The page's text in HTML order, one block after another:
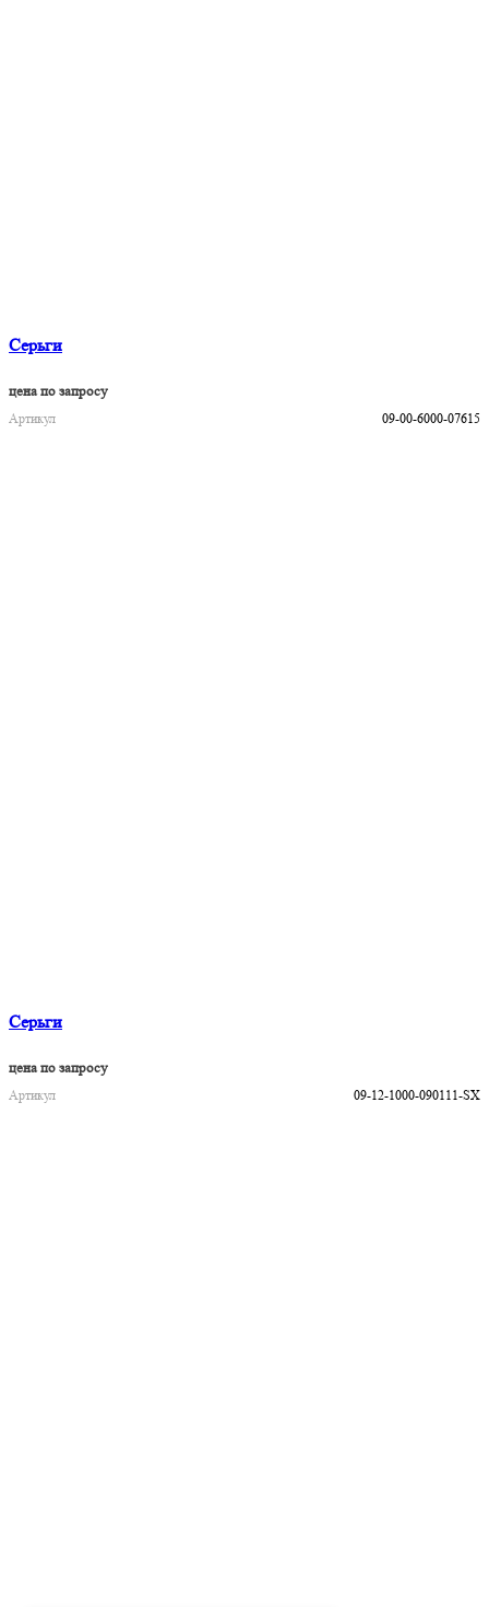
Серьги
цена по запросу
Артикул
09-00-6000-07615
Серьги
цена по запросу
Артикул
09-12-1000-090111-SX